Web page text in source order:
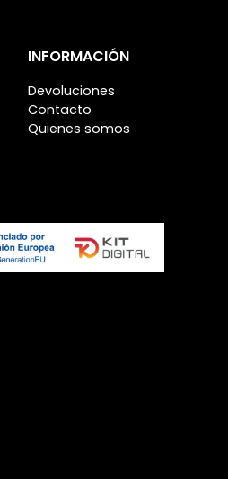
INFORMACIÓN
Devoluciones
Contacto
Quienes somos